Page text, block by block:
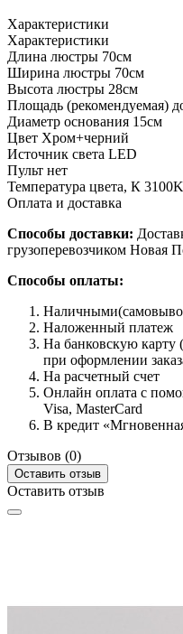
Характеристики
Характеристики
Длина люстры 70см
Ширина люстры 70см
Высота люстры 28см
Площадь (рекомендуемая)
Диаметр основания 15см
Цвет Хром+черний
Источник света LED
Пульт нет
Температура цвета, К
Оплата и доставка
Способы доставки:
грузоперевозчиком Новая
Способы оплаты:
Наложенный платеж
На банковскую карту
при оформлении
На расчетный счет
Онлайн оплата с
Visa, MasterCard
В кредит
Отзывов (0)
Оставить отзыв
Оставить отзыв